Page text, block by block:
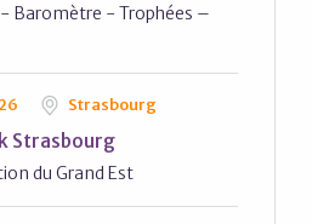
Baromètre - Trophées –
Strasbourg
Strasbourg
du Grand Est